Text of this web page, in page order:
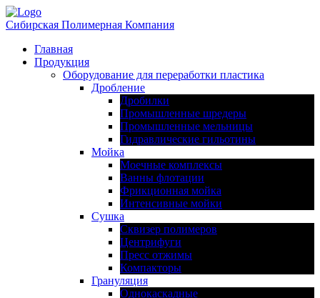
Сибирская Полимерная Компания
Главная
Продукция
Оборудование для переработки пластика
Дробление
Дробилки
Промышленные шредеры
Промышленные мельницы
Гидравлические гильотины
Мойка
Моечные комплексы
Ванны флотации
Фрикционная мойка
Интенсивные мойки
Сушка
Сквизер полимеров
Центрифуги
Пресс отжимы
Компакторы
Грануляция
Однокаскадные